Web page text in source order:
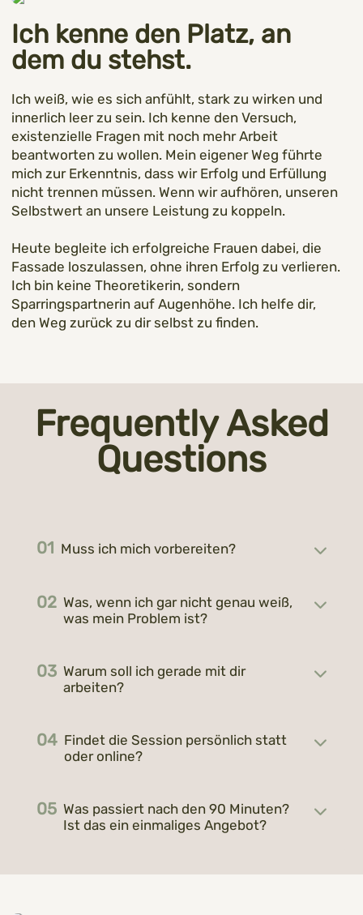
Ich kenne den Platz, an
dem du stehst.
Ich weiß, wie es sich anfühlt, stark zu wirken und
innerlich leer zu sein. Ich kenne den Versuch,
existenzielle Fragen mit noch mehr Arbeit
beantworten zu wollen. Mein eigener Weg führte
mich zur Erkenntnis, dass wir Erfolg und Erfüllung
nicht trennen müssen. Wenn wir aufhören, unseren
Selbstwert an unsere Leistung zu koppeln.
Heute begleite ich erfolgreiche Frauen dabei, die
Fassade loszulassen, ohne ihren Erfolg zu verlieren.
Ich bin keine Theoretikerin, sondern
Sparringspartnerin auf Augenhöhe. Ich helfe dir,
den Weg zurück zu dir selbst zu finden.
Frequently Asked
Questions
Muss ich mich vorbereiten?
Was, wenn ich gar nicht genau weiß,
was mein Problem ist?
Warum soll ich gerade mit dir
arbeiten?
Findet die Session persönlich statt
oder online?
Was passiert nach den 90 Minuten?
Ist das ein einmaliges Angebot?